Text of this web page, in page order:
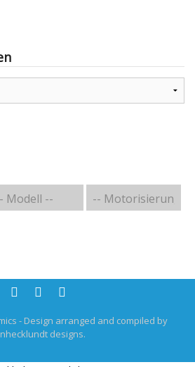
- Design arranged and compiled by
designs.